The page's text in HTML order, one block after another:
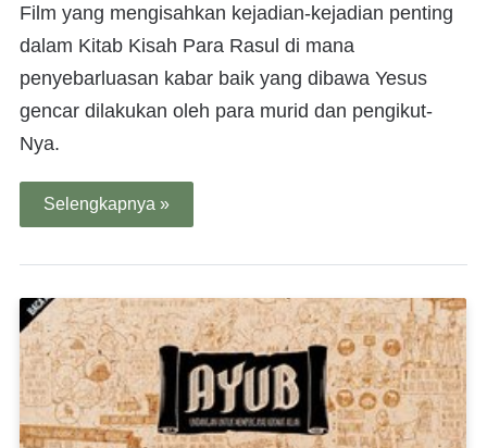
Film yang mengisahkan kejadian-kejadian penting
dalam Kitab Kisah Para Rasul di mana
penyebarluasan kabar baik yang dibawa Yesus
gencar dilakukan oleh para murid dan pengikut-
Nya.
Selengkapnya »